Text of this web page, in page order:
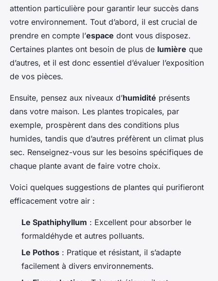
attention particulière pour garantir leur succès dans
votre environnement. Tout d’abord, il est crucial de
prendre en compte l’espace dont vous disposez.
Certaines plantes ont besoin de plus de lumière que
d’autres, et il est donc essentiel d’évaluer l’exposition
de vos pièces.
Ensuite, pensez aux niveaux d’humidité présents
dans votre maison. Les plantes tropicales, par
exemple, prospèrent dans des conditions plus
humides, tandis que d’autres préfèrent un climat plus
sec. Renseignez-vous sur les besoins spécifiques de
chaque plante avant de faire votre choix.
Voici quelques suggestions de plantes qui purifieront
efficacement votre air :
Le Spathiphyllum : Excellent pour absorber le
formaldéhyde et autres polluants.
Le Pothos : Pratique et résistant, il s’adapte
facilement à divers environnements.